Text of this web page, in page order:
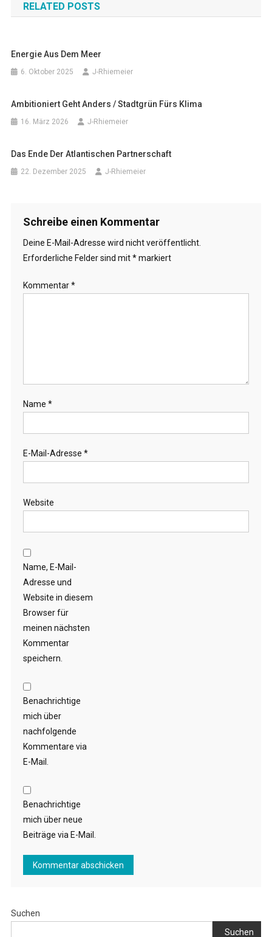
RELATED POSTS
Energie Aus Dem Meer
6. Oktober 2025 J-Rhiemeier
Ambitioniert Geht Anders / Stadtgrün Fürs Klima
16. März 2026 J-Rhiemeier
Das Ende Der Atlantischen Partnerschaft
22. Dezember 2025 J-Rhiemeier
Schreibe einen Kommentar
Deine E-Mail-Adresse wird nicht veröffentlicht.
Erforderliche Felder sind mit*markiert
Kommentar*
Name *
E-Mail-Adresse *
Website
Name, E-Mail-
Adresse und
Website in diesem
Browser für
meinen nächsten
Kommentar
speichern.
Benachrichtige
mich über
nachfolgende
Kommentare via
E-Mail.
Benachrichtige
mich über neue
Beiträge via E-Mail.
Suchen
Suchen